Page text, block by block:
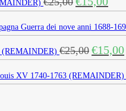
prezzo
originale
era:
€25,00.
è:
Guerra dei nove anni 1688-
(REMAINDER) €25,00 Il
prezzo
originale
era:
€15,00
XV 1740-1763 (REMAINDER)